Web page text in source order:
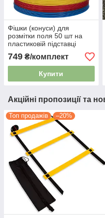
Фішки (конуси) для
розмітки поля 50 шт на
пластиковій підставці
С-6418
749 ₴/комплект
Купити
Акційні пропозиції та
Топ продажів –20%